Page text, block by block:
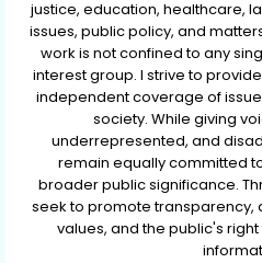
justice, education, healthcare,
issues, public policy, and
work is not confined to any
interest group. I strive to
independent coverage of
society. While giving
underrepresented, and
remain equally committed
broader public significance.
seek to promote transparency,
values, and the public's